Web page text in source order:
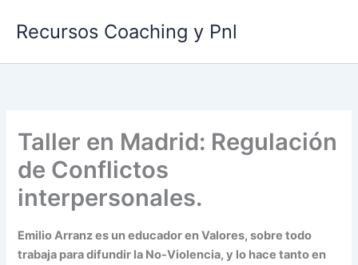
Recursos Coaching y Pnl
Taller en Madrid: Regulación
de Conflictos
interpersonales.
Emilio Arranz es un educador en Valores, sobre todo
trabaja para difundir la No-Violencia, y lo hace tanto en